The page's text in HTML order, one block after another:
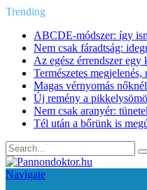
Trending
ABCDE‑módszer: így
Nem csak fáradtság:
Az egész érrendszer
Természetes
Magas vérnyomás
Új remény a
Nem csak aranyér:
Tél után a bőrünk is
Navigate